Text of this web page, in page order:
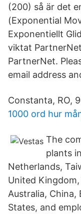
(200) så är det
(Exponential
Exponentiellt
viktat
PartnerNet.
email address
Constanta, RO,
1000 ord hur
The
plants
Netherlands,
United
Australia, China,
States, and